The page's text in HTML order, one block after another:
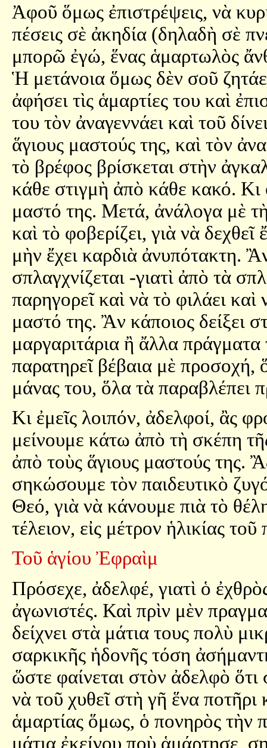
Ἀφοῦ ὅμως ἐπιστρέψεις, νὰ
πέσεις σὲ ἀκηδία (δηλαδὴ σὲ
μπορῶ ἐγώ, ἕνας ἁμαρτωλὸς
Ἡ μετάνοια ὅμως δὲν σοῦ
ἀφήσει τὶς ἁμαρτίες του καὶ
του τὸν ἀναγεννάει καὶ τοῦ
ἅγιους μαστούς της, καὶ τὸν
τὸ βρέφος βρίσκεται στὴν
κάθε στιγμὴ ἀπὸ κάθε κακό. Κι
μαστό της. Μετά, ἀνάλογα μὲ
καὶ τὸ φοβερίζει, γιὰ νὰ
μὴν ἔχει καρδιὰ ἀνυπότακτη.
σπλαγχνίζεται -γιατὶ ἀπὸ τὰ
παρηγορεῖ καὶ νὰ τὸ φιλάει
μαστό της. Ἂν κάποιος δείξει
μαργαριτάρια ἢ ἄλλα
παρατηρεῖ βέβαια μὲ προσοχή,
μάνας του, ὅλα τὰ παραβλέπει
Κι ἐμεῖς λοιπόν, ἀδελφοί, ἂς
μείνουμε κάτω ἀπὸ τὴ σκέπη
ἀπὸ τοὺς ἅγιους μαστούς της.
σηκώσουμε τὸν παιδευτικὸ
Θεό, γιὰ νὰ κάνουμε πιὰ τὸ
τέλειον, εἰς μέτρον ἡλικίας
Τοῦ ἁγίου Ἐφραὶμ
Πρόσεχε, ἀδελφέ, γιατὶ ὁ
ἀγωνιστές. Καὶ πρὶν μὲν
δείχνει στὰ μάτια τους πολὺ
σαρκικῆς ἡδονῆς τόση
ὥστε φαίνεται στὸν ἀδελφὸ
νὰ τοῦ χυθεῖ στὴ γῆ ἕνα
ἁμαρτίας ὅμως, ὁ πονηρὸς τὴν
μάτια ἐκείνου ποὺ ἁμάρτησε,